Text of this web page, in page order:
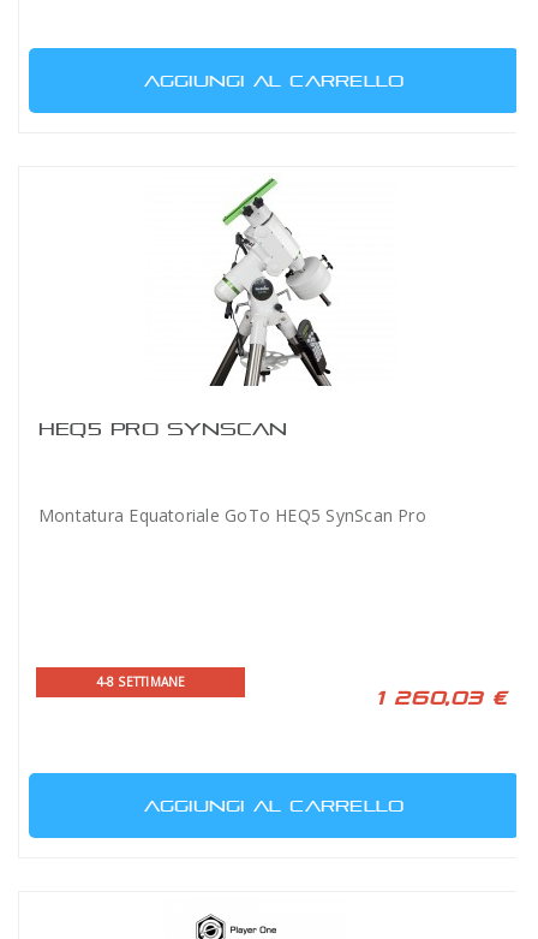
AGGIUNGI AL CARRELLO
HEQ5 PRO SYNSCAN
Montatura Equatoriale GoTo HEQ5 SynScan Pro
4-8 SETTIMANE
1 260,03 €
AGGIUNGI AL CARRELLO